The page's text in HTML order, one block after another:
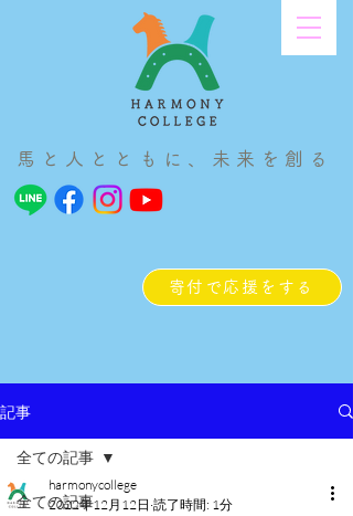
寄付で応援をする
馬と人とともに、未来を創る
記事
全ての記事
全ての記事
harmonycollege
2022年12月12日 読了時間: 1分